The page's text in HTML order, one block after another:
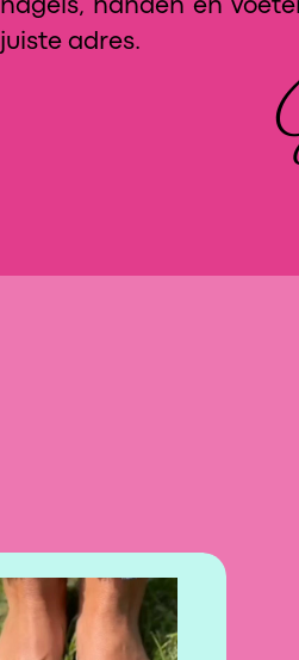
nagels, handen en
juiste adres.